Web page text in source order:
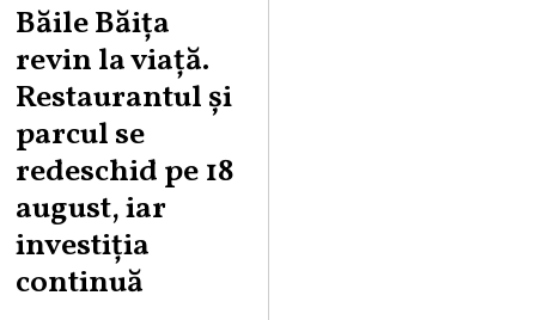
S
9
Băile Băița
revin la viață.
Restaurantul și
parcul se
redeschid pe 18
august, iar
investiția
continuă